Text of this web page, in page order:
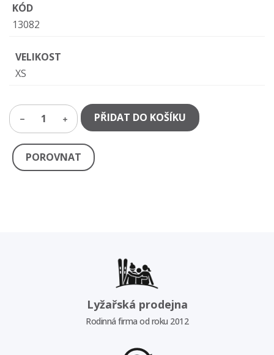
KÓD
13082
VELIKOST
XS
1 PŘIDAT DO KOŠÍKU
POROVNAT
Lyžařská prodejna
Rodinná firma od roku 2012